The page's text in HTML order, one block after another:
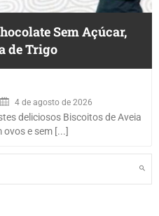
Sem Açúcar,
de Trigo
4 de agosto de 2026
deliciosos Biscoitos de Aveia
ovos e sem [...]